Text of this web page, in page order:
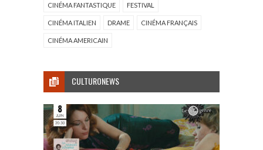
CINÉMA FANTASTIQUE FESTIVAL
CINÉMA ITALIEN DRAME CINÉMA FRANÇAIS
CINÉMA AMERICAIN
CULTURONEWS